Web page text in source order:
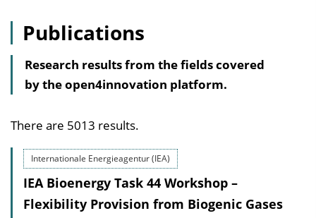
Publications
Research results from the fields covered
by the open4innovation platform.
There are 5013 results.
Internationale Energieagentur (IEA)
IEA Bioenergy Task 44 Workshop –
Flexibility Provision from Biogenic Gases